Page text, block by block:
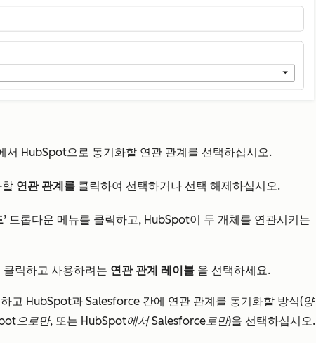
HubSpot으로 동기화할 연관 관계를 선택하십시오.
연관 관계를 클릭하여 선택하거나 선택 해제하십시오.
드롭다운 메뉴를 클릭하고, HubSpot이 두 개체를 연관시키는
릭하고 사용하려는 연관 관계 레이블 을 선택하세요.
고 HubSpot과 Salesforce 간에 연관 관계를 동기화할 방식(양
으로만, 또는 HubSpot에서 Salesforce로만)을 선택하십시오.